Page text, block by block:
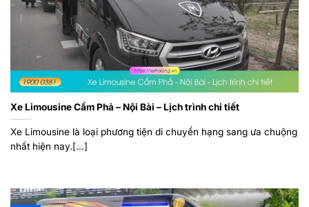
Xe Limousine Cẩm Phả – Nội Bài – Lịch trình chi tiết
Xe Limousine là loại phương tiện di chuyển hạng sang ưa chuộng
nhất hiện nay.[...]